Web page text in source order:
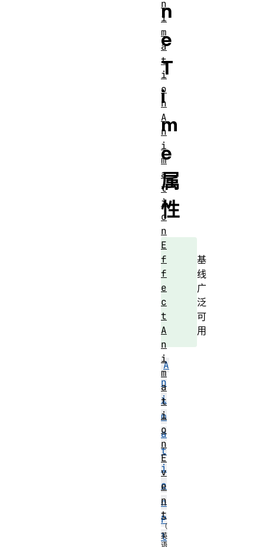
n
e
T
i
m
e
属
性
基
线
广
泛
可
用
A
n
i
m
a
t
i
o
n
P
l
n
i
m
a
t
i
o
n
A
n
i
m
a
t
i
o
n
E
f
f
e
c
t
A
n
i
m
a
t
i
o
n
E
v
e
n
t